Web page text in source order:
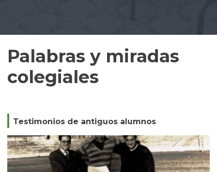
Palabras y miradas
colegiales
Testimonios de antiguos alumnos